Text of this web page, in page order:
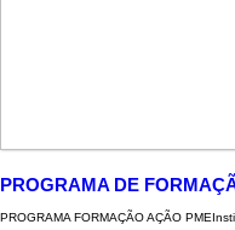
PROGRAMA DE
PROGRAMA FORMAÇÃO AÇÃO